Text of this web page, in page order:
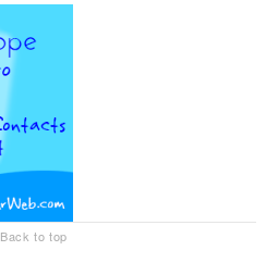
Back to top